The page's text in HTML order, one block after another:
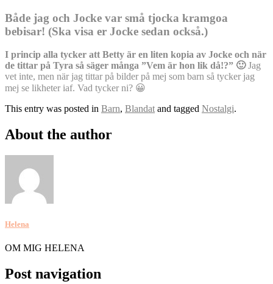
Både jag och Jocke var små tjocka kramgoa
bebisar! (Ska visa er Jocke sedan också.)
I princip alla tycker att Betty är en liten kopia av Jocke och när
de tittar på Tyra så säger många ”Vem är hon lik då!?” 🙂Jag
vet inte, men när jag tittar på bilder på mej som barn så tycker jag
mej se likheter iaf. Vad tycker ni? 😀
This entry was posted in Barn, Blandat and tagged Nostalgi.
About the author
Helena
OM MIG HELENA
Post navigation